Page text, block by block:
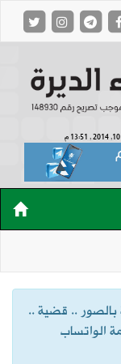
م
بالصور .. قضية ..
الواتساب